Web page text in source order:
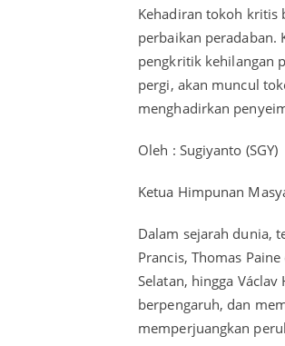
Kehadiran tokoh kritis
perbaikan peradaban.
pengkritik kehilangan
pergi, akan muncul
menghadirkan
Oleh : Sugiyanto (SGY)
Ketua Himpunan
Dalam sejarah dunia,
Prancis, Thomas
Selatan, hingga
berpengaruh, dan
memperjuangkan